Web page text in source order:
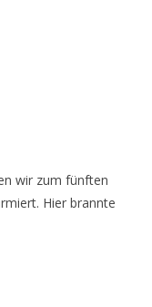
wir zum fünften
Hier brannte